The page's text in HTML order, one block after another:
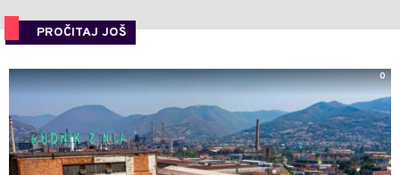
PROČITAJ JOŠ
0